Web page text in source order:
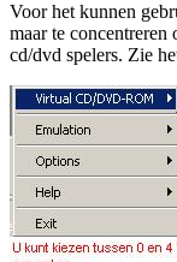
Voor het kunnen
maar te concentreren
cd/dvd spelers. Zie